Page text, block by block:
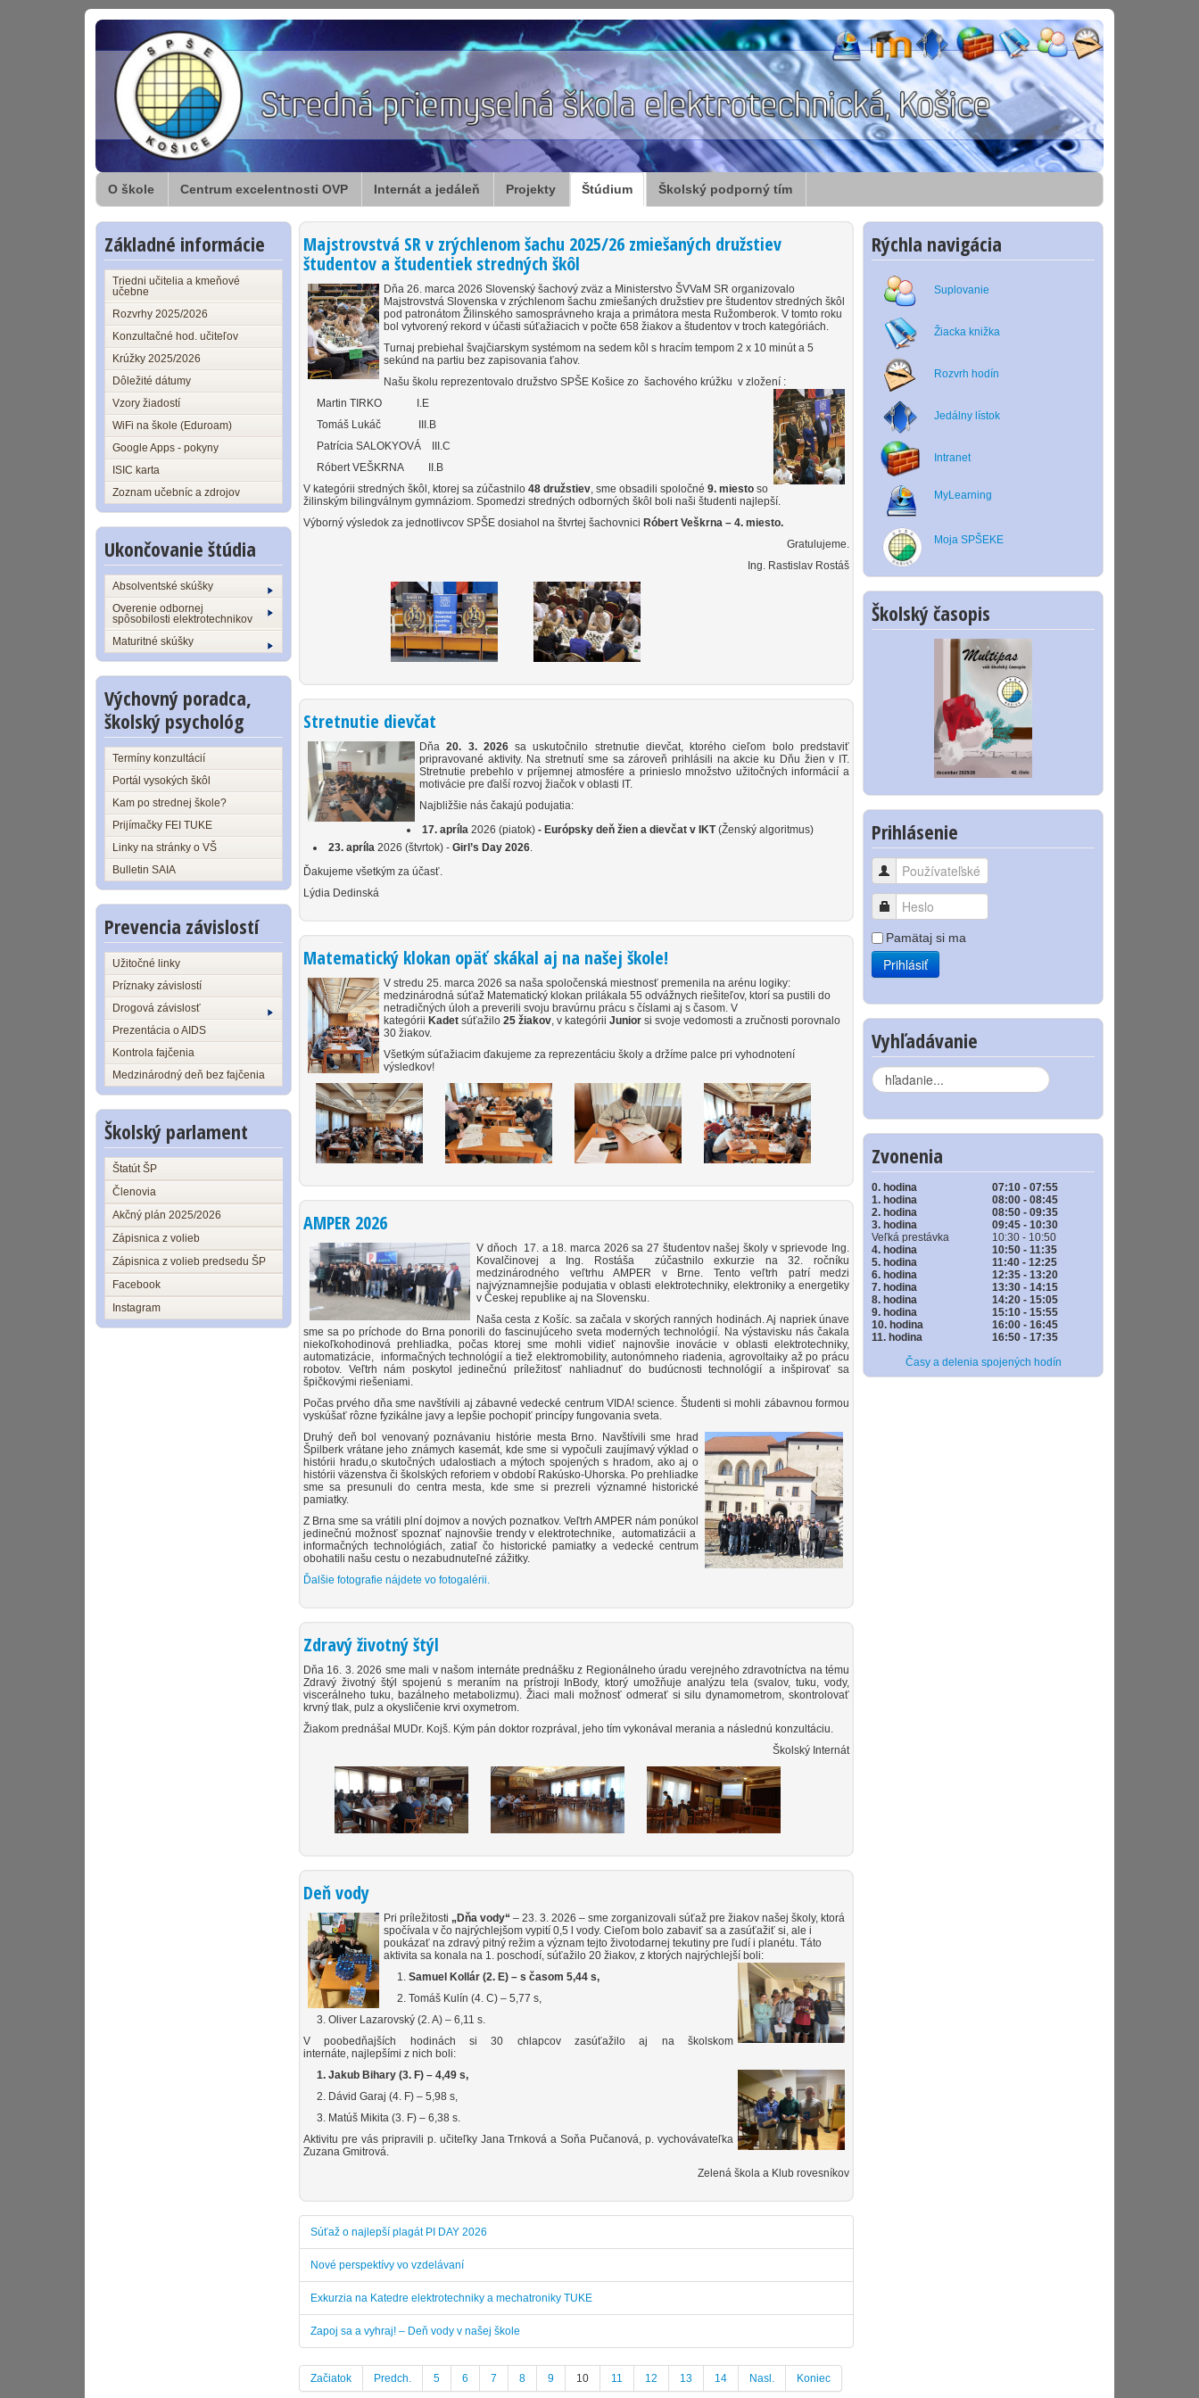
O škole Centrum excelentnosti OVP Internát a jedáleň Projekty Štúdium Školský podporný tím
Základné informácie
Triedni učitelia a kmeňové
učebne
Rozvrhy 2025/2026
Konzultačné hod. učiteľov
Krúžky 2025/2026
Dôležité dátumy
Vzory žiadostí
WiFi na škole (Eduroam)
Google Apps - pokyny
ISIC karta
Zoznam učebníc a zdrojov
Ukončovanie štúdia
Absolventské skúšky
Overenie odbornej
spôsobilosti elektrotechnikov
Maturitné skúšky
Výchovný poradca,
školský psychológ
Termíny konzultácií
Portál vysokých škôl
Kam po strednej škole?
Prijímačky FEI TUKE
Linky na stránky o VŠ
Bulletin SAIA
Prevencia závislostí
Užitočné linky
Príznaky závislostí
Drogová závislosť
Prezentácia o AIDS
Kontrola fajčenia
Medzinárodný deň bez fajčenia
Školský parlament
Štatút ŠP
Členovia
Akčný plán 2025/2026
Zápisnica z volieb
Zápisnica z volieb predsedu ŠP
Facebook
Instagram
Majstrovstvá SR v zrýchlenom šachu 2025/26 zmiešaných družstiev
študentov a študentiek stredných škôl
Dňa 26. marca 2026 Slovenský šachový zväz a Ministerstvo ŠVVaM SR organizovalo
Majstrovstvá Slovenska v zrýchlenom šachu zmiešaných družstiev pre študentov stredných škôl
pod patronátom Žilinského samosprávneho kraja a primátora mesta Ružomberok. V tomto roku
bol vytvorený rekord v účasti súťažiacich v počte 658 žiakov a študentov v troch kategóriách.
Turnaj prebiehal švajčiarskym systémom na sedem kôl s hracím tempom 2 x 10 minút a 5
sekúnd na partiu bez zapisovania ťahov.
Našu školu reprezentovalo družstvo SPŠE Košice zo šachového krúžku v zložení :
Martin TIRKO I.E
Tomáš Lukáč III.B
Patrícia SALOKYOVÁ III.C
Róbert VEŠKRNA II.B
V kategórii stredných škôl, ktorej sa zúčastnilo 48 družstiev, sme obsadili spoločné 9. miesto so
žilinským bilingválnym gymnáziom. Spomedzi stredných odborných škôl boli naši študenti najlepší.
Výborný výsledok za jednotlivcov SPŠE dosiahol na štvrtej šachovnici Róbert Veškrna – 4. miesto.
Gratulujeme.
Ing. Rastislav Rostáš
Stretnutie dievčat
Dňa20. 3. 2026sa uskutočnilo stretnutie dievčat, ktorého cieľom bolo predstaviť
pripravované aktivity. Na stretnutí sme sa zároveň prihlásili na akcie ku Dňu žien v IT.
Stretnutie prebehlo v príjemnej atmosfére a prinieslo množstvo užitočných informácií a
motivácie pre ďalší rozvoj žiačok v oblasti IT.
Najbližšie nás čakajú podujatia:
17. apríla 2026 (piatok) - Európsky deň žien a dievčat v IKT(Ženský algoritmus)
23. apríla 2026 (štvrtok) - Girl’s Day 2026.
Ďakujeme všetkým za účasť.
Lýdia Dedinská
Matematický klokan opäť skákal aj na našej škole!
V stredu 25. marca 2026 sa naša spoločenská miestnosť premenila na arénu logiky:
medzinárodná súťaž Matematický klokan prilákala 55 odvážnych riešiteľov, ktorí sa pustili do
netradičných úloh a preverili svoju bravúrnu prácu s číslami aj s časom. V
kategórii Kadet súťažilo 25 žiakov, v kategórii Junior si svoje vedomosti a zručnosti porovnalo
30 žiakov.
Všetkým súťažiacim ďakujeme za reprezentáciu školy a držíme palce pri vyhodnotení
výsledkov!
AMPER 2026
V dňoch 17. a 18. marca 2026 sa 27 študentov našej školy v sprievode Ing.
Kovalčinovej a Ing. Rostáša zúčastnilo exkurzie na 32. ročníku
medzinárodného veľtrhu AMPER v Brne. Tento veľtrh patrí medzi
najvýznamnejšie podujatia v oblasti elektrotechniky, elektroniky a energetiky
v Českej republike aj na Slovensku.
Naša cesta z Košíc. sa začala v skorých ranných hodinách. Aj napriek únave
sme sa po príchode do Brna ponorili do fascinujúceho sveta moderných technológií. Na výstavisku nás čakala
niekoľkohodinová prehliadka, počas ktorej sme mohli vidieť najnovšie inovácie v oblasti elektrotechniky,
automatizácie, informačných technológií a tiež elektromobility, autonómneho riadenia, agrovoltaiky až po prácu
robotov. Veľtrh nám poskytol jedinečnú príležitosť nahliadnuť do budúcnosti technológií a inšpirovať sa
špičkovými riešeniami.
Počas prvého dňa sme navštívili aj zábavné vedecké centrum VIDA! science. Študenti si mohli zábavnou formou
vyskúšať rôzne fyzikálne javy a lepšie pochopiť princípy fungovania sveta.
Druhý deň bol venovaný poznávaniu histórie mesta Brno. Navštívili sme hrad
Špilberk vrátane jeho známych kasemát, kde sme si vypočuli zaujímavý výklad o
histórii hradu,o skutočných udalostiach a mýtoch spojených s hradom, ako aj o
histórii väzenstva či školských reforiem v období Rakúsko-Uhorska. Po prehliadke
sme sa presunuli do centra mesta, kde sme si prezreli významné historické
pamiatky.
Z Brna sme sa vrátili plní dojmov a nových poznatkov. Veľtrh AMPER nám ponúkol
jedinečnú možnosť spoznať najnovšie trendy v elektrotechnike, automatizácii a
informačných technológiách, zatiaľ čo historické pamiatky a vedecké centrum
obohatili našu cestu o nezabudnuteľné zážitky.
Ďalšie fotografie nájdete vo fotogalérii.
Zdravý životný štýl
Dňa 16. 3. 2026 sme mali v našom internáte prednášku z Regionálneho úradu verejného zdravotníctva na tému
Zdravý životný štýl spojenú s meraním na prístroji InBody, ktorý umožňuje analýzu tela (svalov, tuku, vody,
viscerálneho tuku, bazálneho metabolizmu). Žiaci mali možnosť odmerať si silu dynamometrom, skontrolovať
krvný tlak, pulz a okysličenie krvi oxymetrom.
Žiakom prednášal MUDr. Kojš. Kým pán doktor rozprával, jeho tím vykonával merania a následnú konzultáciu.
Školský Internát
Deň vody
Pri príležitosti „Dňa vody“ – 23. 3. 2026 – sme zorganizovali súťaž pre žiakov našej školy, ktorá
spočívala v čo najrýchlejšom vypití 0,5 l vody. Cieľom bolo zabaviť sa a zasúťažiť si, ale i
poukázať na zdravý pitný režim a význam tejto životodarnej tekutiny pre ľudí i planétu. Táto
aktivita sa konala na 1. poschodí, súťažilo 20 žiakov, z ktorých najrýchlejší boli:
1. Samuel Kollár (2. E) – s časom 5,44 s,
2. Tomáš Kulín (4. C) – 5,77 s,
3. Oliver Lazarovský (2. A) – 6,11 s.
V poobedňajších hodinách si 30 chlapcov zasúťažilo aj na školskom
internáte, najlepšími z nich boli:
1. Jakub Bihary (3. F) – 4,49 s,
2. Dávid Garaj (4. F) – 5,98 s,
3. Matúš Mikita (3. F) – 6,38 s.
Aktivitu pre vás pripravili p. učiteľky Jana Trnková a Soňa Pučanová, p. vychovávateľka
Zuzana Gmitrová.
Zelená škola a Klub rovesníkov
Súťaž o najlepší plagát PI DAY 2026
Nové perspektívy vo vzdelávaní
Exkurzia na Katedre elektrotechniky a mechatroniky TUKE
Zapoj sa a vyhraj! – Deň vody v našej škole
Začiatok Predch. 5 6 7 8 9 10 11 12 13 14 Nasl. Koniec
Rýchla navigácia
Suplovanie
Žiacka knižka
Rozvrh hodín
Jedálny lístok
Intranet
MyLearning
Moja SPŠEKE
Školský časopis
Prihlásenie
Používateľské meno
Heslo
Pamätaj si ma
Prihlásiť
Vyhľadávanie
Hľadať...
Zvonenia
0. hodina
07:10 - 07:55
1. hodina
08:00 - 08:45
2. hodina
08:50 - 09:35
3. hodina
09:45 - 10:30
Veľká prestávka
10:30 - 10:50
4. hodina
10:50 - 11:35
5. hodina
11:40 - 12:25
6. hodina
12:35 - 13:20
7. hodina
13:30 - 14:15
8. hodina
14:20 - 15:05
9. hodina
15:10 - 15:55
10. hodina
16:00 - 16:45
11. hodina
16:50 - 17:35
Časy a delenia spojených hodín